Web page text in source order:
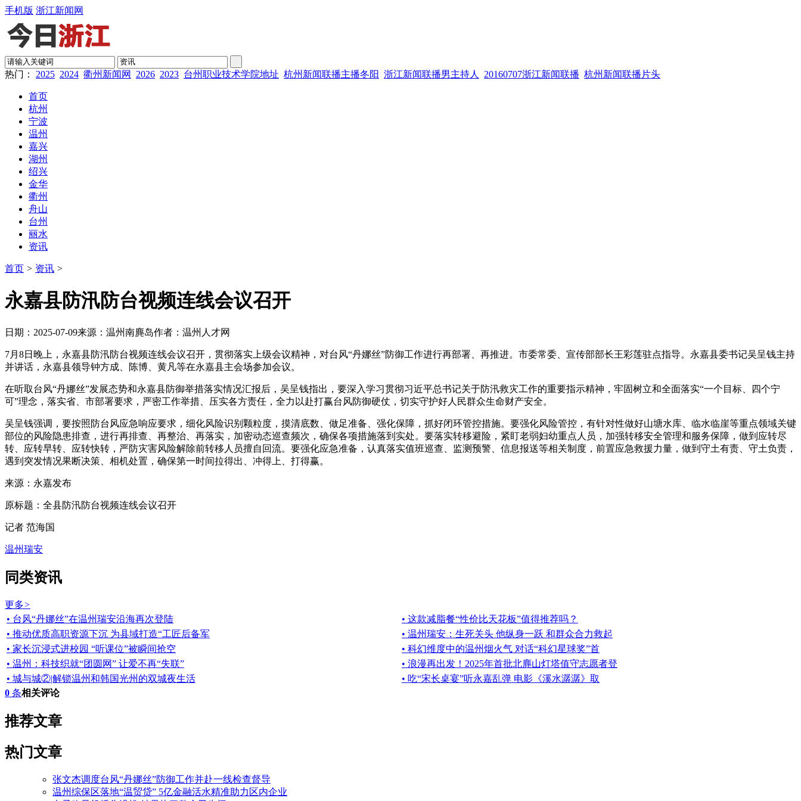
手机版 浙江新闻网
热门： 2025 2024 衢州新闻网 2026 2023 台州职业技术学院地址 杭州新闻联播主播冬阳 浙江新闻联播男主持人 20160707浙江新闻联播 杭州新闻联播片头
首页
杭州
宁波
温州
嘉兴
湖州
绍兴
金华
衢州
舟山
台州
丽水
资讯
首页 > 资讯 >
永嘉县防汛防台视频连线会议召开
日期：2025-07-09来源：温州南麂岛作者：温州人才网
7月8日晚上，永嘉县防汛防台视频连线会议召开，贯彻落实上级会议精神，对台风“丹娜丝”防御工作进行再部署、再推进。市委常委、宣传部部长王彩莲驻点指导。永嘉县委书记吴呈钱主持
并讲话，永嘉县领导钟方成、陈博、黄凡等在永嘉县主会场参加会议。
在听取台风“丹娜丝”发展态势和永嘉县防御举措落实情况汇报后，吴呈钱指出，要深入学习贯彻习近平总书记关于防汛救灾工作的重要指示精神，牢固树立和全面落实“一个目标、四个宁
可”理念，落实省、市部署要求，严密工作举措、压实各方责任，全力以赴打赢台风防御硬仗，切实守护好人民群众生命财产安全。
吴呈钱强调，要按照防台风应急响应要求，细化风险识别颗粒度，摸清底数、做足准备、强化保障，抓好闭环管控措施。要强化风险管控，有针对性做好山塘水库、临水临崖等重点领域关键
部位的风险隐患排查，进行再排查、再整治、再落实，加密动态巡查频次，确保各项措施落到实处。要落实转移避险，紧盯老弱妇幼重点人员，加强转移安全管理和服务保障，做到应转尽
转、应转早转、应转快转，严防灾害风险解除前转移人员擅自回流。要强化应急准备，认真落实值班巡查、监测预警、信息报送等相关制度，前置应急救援力量，做到守土有责、守土负责，
遇到突发情况果断决策、相机处置，确保第一时间拉得出、冲得上、打得赢。
来源：永嘉发布
原标题：全县防汛防台视频连线会议召开
记者 范海国
温州瑞安
同类资讯
更多>
• 台风“丹娜丝”在温州瑞安沿海再次登陆
• 这款减脂餐“性价比天花板”值得推荐吗？
• 推动优质高职资源下沉 为县域打造“工匠后备军
• 温州瑞安：生死关头 他纵身一跃 和群众合力救起
• 家长沉浸式进校园 “听课位”被瞬间抢空
• 科幻维度中的温州烟火气 对话“科幻星球奖”首
• 温州：科技织就“团圆网” 让爱不再“失联”
• 浪漫再出发！2025年首批北麂山灯塔值守志愿者登
• 城与城②|解锁温州和韩国光州的双城夜生活
• 吃“宋长桌宴”听永嘉乱弹 电影《溪水潺潺》取
0 条相关评论
推荐文章
热门文章
张文杰调度台风“丹娜丝”防御工作并赴一线检查督导
温州综保区落地“温贸贷” 5亿金融活水精准助力区内企业